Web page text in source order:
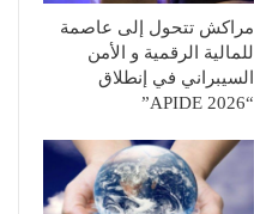
مراكش تتحول إلى عاصمة
للمالية الرقمية و الأمن
السيبراني في إنطلاق
“APIDE 2026”